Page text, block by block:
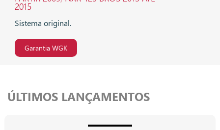
2015
Sistema original.
Garantia WGK
ÚLTIMOS LANÇAMENTOS